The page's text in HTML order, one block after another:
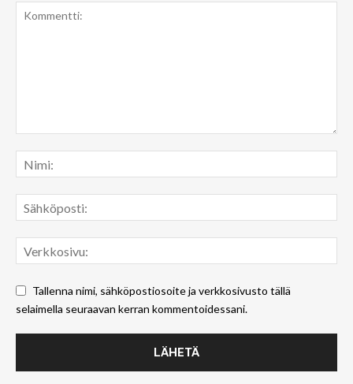
Tallenna nimi, sähköpostiosoite ja verkkosivusto tällä
selaimella seuraavan kerran kommentoidessani.